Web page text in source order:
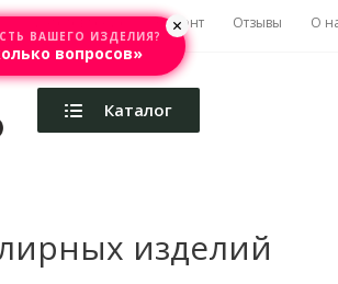
Изготовление Ремонт Отзывы О
Каталог
изделий
ВАШЕГО ИЗДЕЛИЯ?
вопросов»